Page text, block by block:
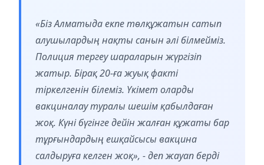
«Біз Алматыда екпе төлқұжатын сатып
алушылардың нақты санын әлі білмейміз.
Полиция тергеу шараларын жүргізіп
жатыр. Бірақ 20-ға жуық факті
тіркелгенін білеміз. Үкімет оларды
вакциналау туралы шешім қабылдаған
жоқ. Күні бүгінге дейін жалған құжаты бар
тұрғындардың ешқайсысы вакцина
салдыруға келген жоқ», - деп жауап берді